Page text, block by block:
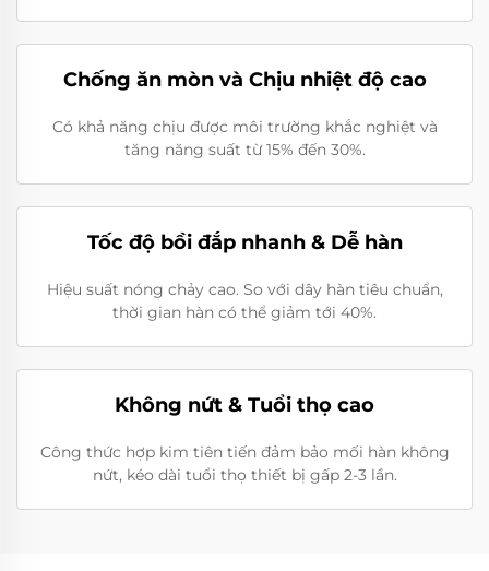
Chống ăn mòn và Chịu nhiệt độ cao
Có khả năng chịu được môi trường khắc nghiệt và
tăng năng suất từ 15% đến 30%.
Tốc độ bồi đắp nhanh & Dễ hàn
Hiệu suất nóng chảy cao. So với dây hàn tiêu chuẩn,
thời gian hàn có thể giảm tới 40%.
Không nứt & Tuổi thọ cao
Công thức hợp kim tiên tiến đảm bảo mối hàn không
nứt, kéo dài tuổi thọ thiết bị gấp 2-3 lần.